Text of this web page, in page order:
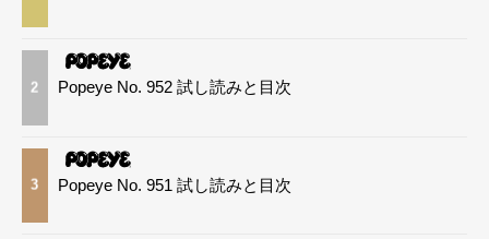
2 Popeye No. 952 試し読みと目次
3 Popeye No. 951 試し読みと目次